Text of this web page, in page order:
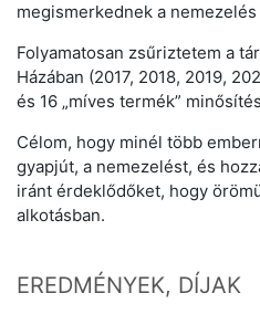
megismerkednek a
Folyamatosan zsűriztetem a
Házában (2017, 2018, 2019,
és 16 „míves termék”
Célom, hogy minél több
gyapjút, a nemezelést, és
iránt érdeklődőket, hogy
alkotásban.
EREDMÉNYEK, DÍJAK